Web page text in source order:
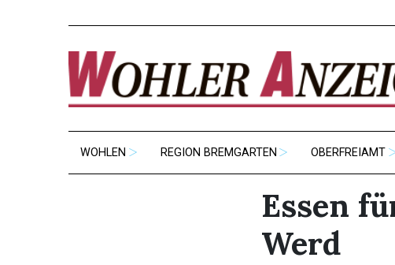
WOHLEN REGION BREMGARTEN OBERFREIAMT
Essen
Werd